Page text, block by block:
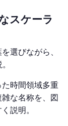
スケーラ
選びながら、
た時間領域多重
な名称を、図
説明。